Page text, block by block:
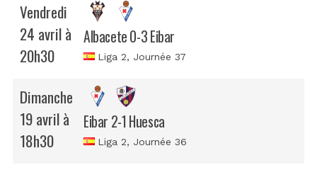
Vendredi
24 avril à
20h30
Albacete 0-3 Eibar
Liga 2, Journée 37
Dimanche
19 avril à
18h30
Eibar 2-1 Huesca
Liga 2, Journée 36